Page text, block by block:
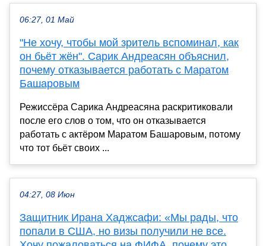
06:27, 01 Май
"Не хочу, чтобы мой зритель вспоминал, как
он бьёт жён". Сарик Андреасян объяснил,
почему отказывается работать с Маратом
Башаровым
Режиссёра Сарика Андреасяна раскритиковали
после его слов о том, что он отказывается
работать с актёром Маратом Башаровым, потому
что тот бьёт своих ...
04:27, 08 Июн
Защитник Ирана Хаджсафи: «Мы рады, что
попали в США, но визы получили не все.